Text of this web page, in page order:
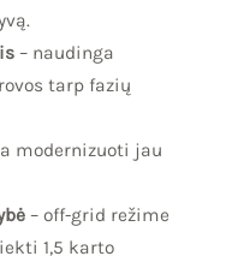
– naudinga
tarp fazių
modernizuoti jau
– off-grid režime
1,5 karto